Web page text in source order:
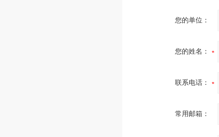
您的单位：
您的姓名：
联系电话：
常用邮箱：